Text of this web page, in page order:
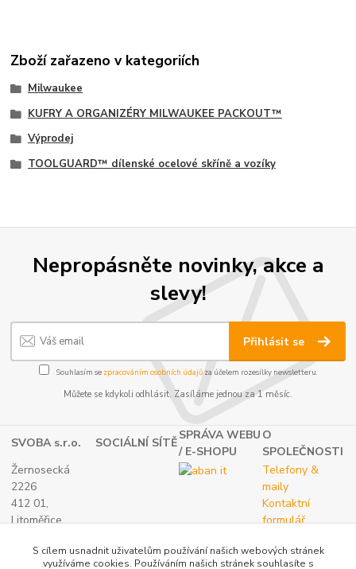
Zboží zařazeno v kategoriích
Milwaukee
KUFRY A ORGANIZÉRY MILWAUKEE PACKOUT™
Výprodej
TOOLGUARD™ dílenské ocelové skříně a vozíky
Nepropásněte novinky, akce a
slevy!
Přihlásit se
Souhlasím se zpracováním osobních údajůza účelem rozesílky newsletteru.
Můžete se kdykoli odhlásit. Zasíláme jednou za 1 měsíc.
SVOBA s.r.o. SOCIÁLNÍ SÍTĚ
SPRÁVA WEBU
/ E-SHOPU
O
SPOLEČNOSTI
Žernosecká
2226
412 01,
Litoměřice
(+420) 416 733
Telefony &
maily
Kontaktní
formulář
S cílem usnadnit uživatelům používání našich webových stránek
využíváme cookies. Používáním našich stránek souhlasíte s